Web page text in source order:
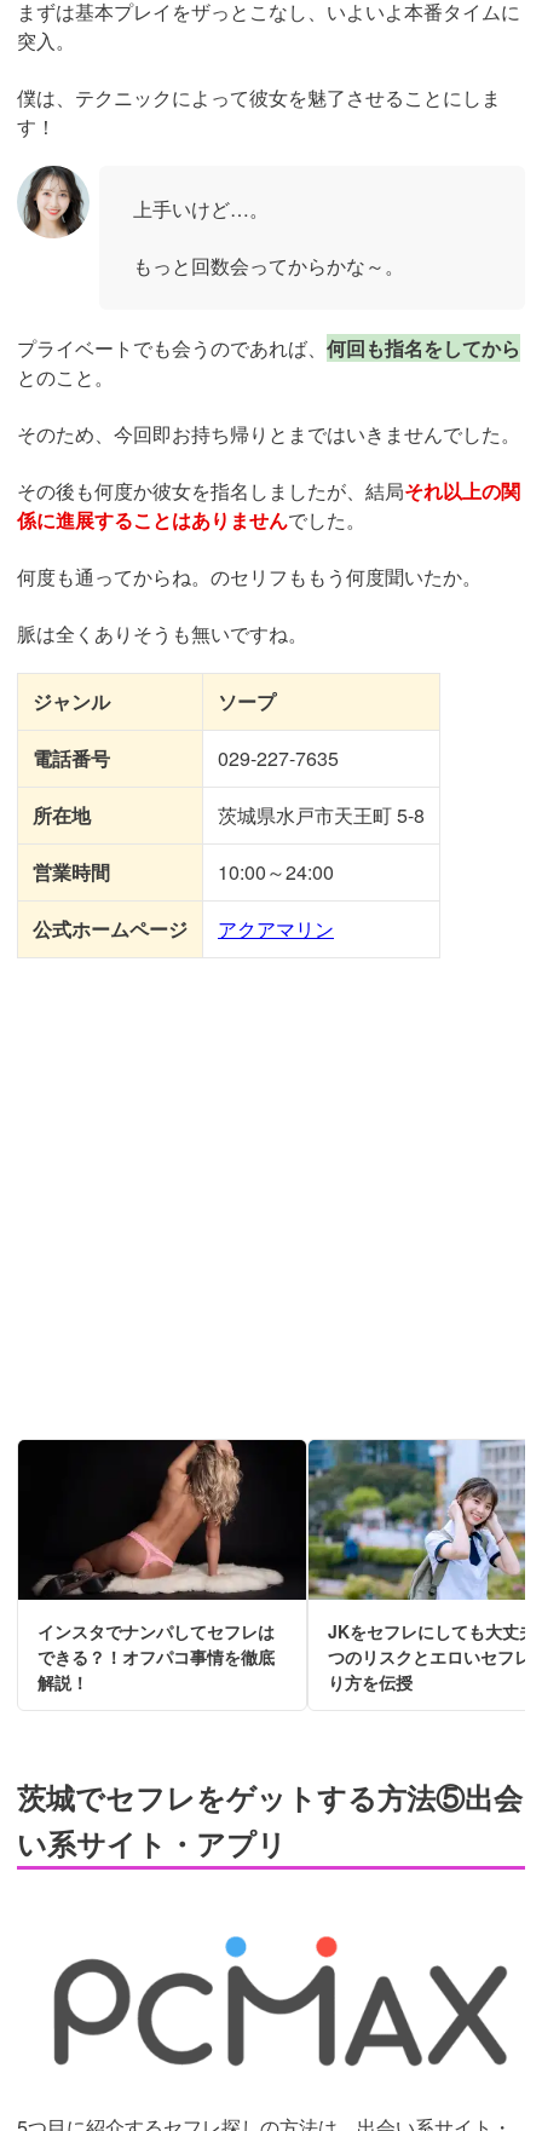
まずは基本プレイをザっとこなし、いよいよ本番タイムに
突入。
僕は、テクニックによって彼女を魅了させることにしま
す！
上手いけど…。
もっと回数会ってからかな～。
プライベートでも会うのであれば、 何回も指名をしてから
とのこと。
そのため、今回即お持ち帰りとまではいきませんでした。
その後も何度か彼女を指名しましたが、結局それ以上の関
係に進展することはありませんでした。
何度も通ってからね。のセリフももう何度聞いたか。
脈は全くありそうも無いですね。
ジャンル ソープ
電話番号 029-227-7635
所在地 茨城県水戸市天王町 5-8
営業時間 10:00～24:00
公式ホームページ アクアマリン
インスタでナンパしてセフレは
できる？！オフパコ事情を徹底
解説！
JKをセフレにしても大丈夫
つのリスクとエロいセフレ
り方を伝授
茨城でセフレをゲットする方法⑤出会
い系サイト・アプリ
引用：https://pcmax.jp/pcm/index.php?ad_id=